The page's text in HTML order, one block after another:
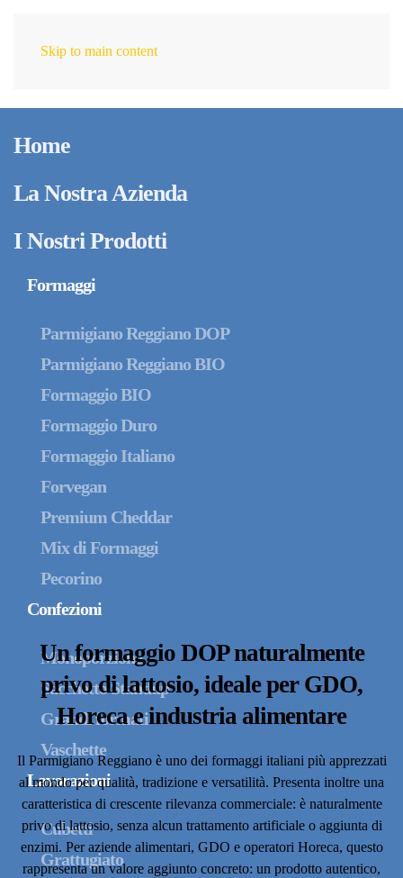
Skip to main content
Home
La Nostra Azienda
I Nostri Prodotti
Formaggi
Parmigiano Reggiano DOP
Parmigiano Reggiano BIO
Formaggio BIO
Formaggio Duro
Formaggio Italiano
Forvegan
Premium Cheddar
Mix di Formaggi
Pecorino
Confezioni
Monoporzione
Sacchetto Standup
Grandi formati
Vaschette
Lavorazioni
Cubetti
Grattugiato
Parmigiano Reggiano
senza lattosio: perché è
naturalmente adatto
anche agli intolleranti
Un formaggio DOP naturalmente
privo di lattosio, ideale per GDO,
Horeca e industria alimentare
Il Parmigiano Reggiano è uno dei formaggi italiani più apprezzati
al mondo per qualità, tradizione e versatilità. Presenta inoltre una
caratteristica di crescente rilevanza commerciale: è naturalmente
privo di lattosio, senza alcun trattamento artificiale o aggiunta di
enzimi. Per aziende alimentari, GDO e operatori Horeca, questo
rappresenta un valore aggiunto concreto: un prodotto autentico,